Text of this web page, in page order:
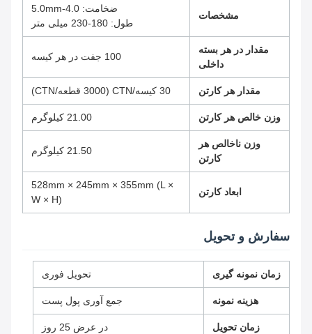
مشخصات
ضخامت: 4.0-5.0mm
طول: 180-230 میلی متر
مقدار در هر بسته
داخلی
مقدار هر کارتن
وزن خالص هر کارتن 21.00 کیلوگرم
وزن ناخالص هر
کارتن
21.50 کیلوگرم
ابعاد کارتن
528mm × 245mm × 355mm (L ×
W × H)
سفارش و تحویل
زمان نمونه گیری تحویل فوری
هزینه نمونه جمع آوری پول پست
زمان تحویل در عرض 25 روز